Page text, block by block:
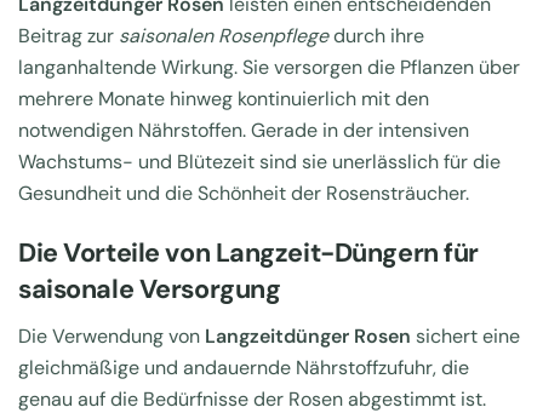
Beitrag zur saisonalen Rosenpflegedurch ihre
langanhaltende Wirkung. Sie versorgen die Pflanzen über
mehrere Monate hinweg kontinuierlich mit den
notwendigen Nährstoffen. Gerade in der intensiven
Wachstums- und Blütezeit sind sie unerlässlich für die
Gesundheit und die Schönheit der Rosensträucher.
Die Vorteile von Langzeit-Düngern für
saisonale Versorgung
Die Verwendung von Langzeitdünger Rosen sichert eine
gleichmäßige und andauernde Nährstoffzufuhr, die
genau auf die Bedürfnisse der Rosen abgestimmt ist.